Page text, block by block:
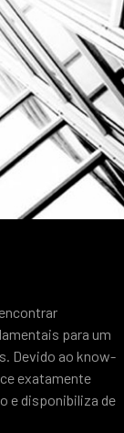
para um
Devido ao know-
exatamente
e disponibiliza de